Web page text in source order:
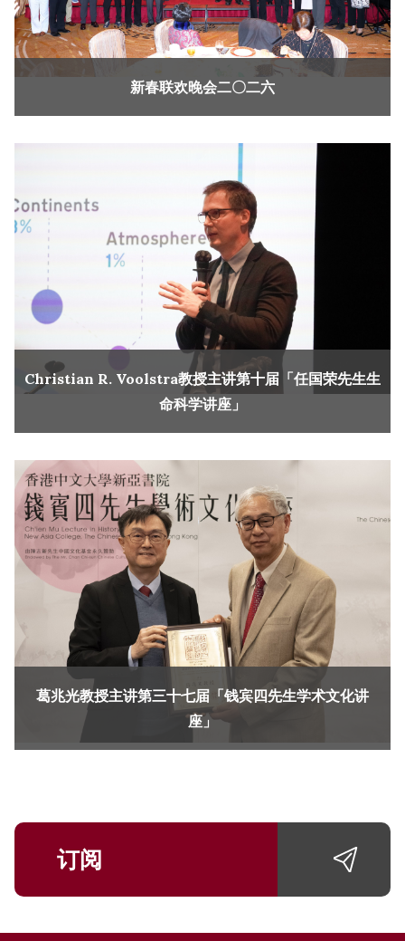
新春联欢晚会二〇二六
Christian R. Voolstra教授主讲第十届「任国荣先生生
命科学讲座」
葛兆光教授主讲第三十七届「钱宾四先生学术文化讲
座」
订阅